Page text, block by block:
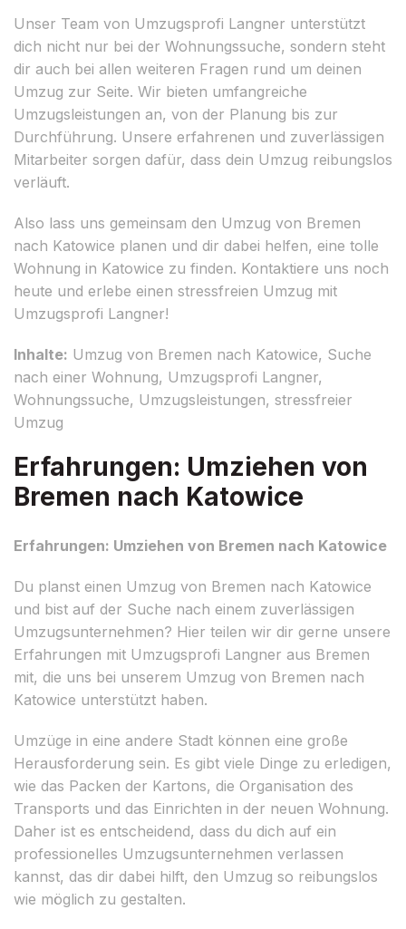
Unser Team von Umzugsprofi Langner unterstützt
dich nicht nur bei der Wohnungssuche, sondern steht
dir auch bei allen weiteren Fragen rund um deinen
Umzug zur Seite. Wir bieten umfangreiche
Umzugsleistungen an, von der Planung bis zur
Durchführung. Unsere erfahrenen und zuverlässigen
Mitarbeiter sorgen dafür, dass dein Umzug reibungslos
verläuft.
Also lass uns gemeinsam den Umzug von Bremen
nach Katowice planen und dir dabei helfen, eine tolle
Wohnung in Katowice zu finden. Kontaktiere uns noch
heute und erlebe einen stressfreien Umzug mit
Umzugsprofi Langner!
Inhalte: Umzug von Bremen nach Katowice, Suche
nach einer Wohnung, Umzugsprofi Langner,
Wohnungssuche, Umzugsleistungen, stressfreier
Umzug
Erfahrungen: Umziehen von
Bremen nach Katowice
Erfahrungen: Umziehen von Bremen nach Katowice
Du planst einen Umzug von Bremen nach Katowice
und bist auf der Suche nach einem zuverlässigen
Umzugsunternehmen? Hier teilen wir dir gerne unsere
Erfahrungen mit Umzugsprofi Langner aus Bremen
mit, die uns bei unserem Umzug von Bremen nach
Katowice unterstützt haben.
Umzüge in eine andere Stadt können eine große
Herausforderung sein. Es gibt viele Dinge zu erledigen,
wie das Packen der Kartons, die Organisation des
Transports und das Einrichten in der neuen Wohnung.
Daher ist es entscheidend, dass du dich auf ein
professionelles Umzugsunternehmen verlassen
kannst, das dir dabei hilft, den Umzug so reibungslos
wie möglich zu gestalten.